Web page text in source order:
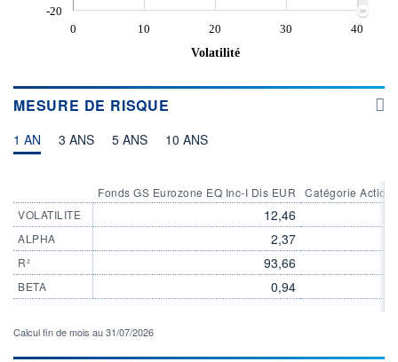
-20
0 10 20 30
40
Volatilité
MESURE DE RISQUE
1 AN 3 ANS 5 ANS 10 ANS
VOLATILITE
ALPHA
R²
BETA
Fonds GS Eurozone EQ Inc-I Dis EUR
12,46
2,37
93,66
0,94
Catégorie
Calcul fin de mois au 31/07/2026